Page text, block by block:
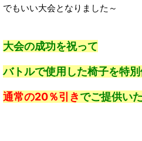
でもいい大会となりました～
大会の成功を祝って
バトルで使用した椅子を特別
通常の20％引きでご提供い